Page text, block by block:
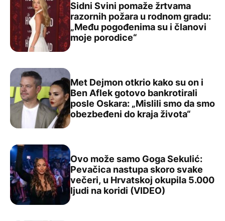
Sidni Svini pomaže žrtvama razornih požara u rodnom
Sidni Svini pomaže žrtvama
razornih požara u rodnom gradu:
„Među pogođenima su i članovi
moje porodice“
Met Dejmon otkrio kako su on i Ben Aflek gotovo
Met Dejmon otkrio kako su on i
Ben Aflek gotovo bankrotirali
posle Oskara: „Mislili smo da smo
obezbeđeni do kraja života“
Ovo može samo Goga Sekulić: Pevačica nastupa
Ovo može samo Goga Sekulić:
Pevačica nastupa skoro svake
večeri, u Hrvatskoj okupila 5.000
ljudi na koridi (VIDEO)